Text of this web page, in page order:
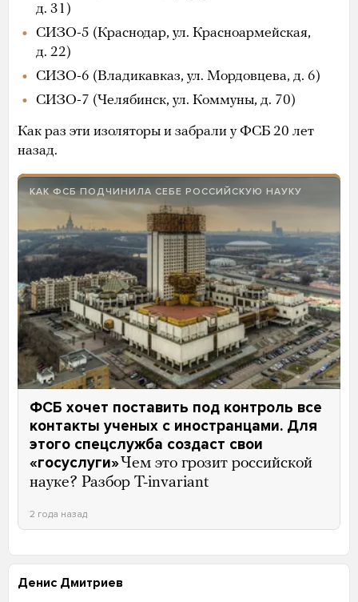
д. 31)
СИЗО-5 (Краснодар, ул. Красноармейская,
д. 22)
СИЗО-6 (Владикавказ, ул. Мордовцева, д. 6)
СИЗО-7 (Челябинск, ул. Коммуны, д. 70)
Как раз эти изоляторы и забрали у ФСБ 20 лет
назад.
КАК ФСБ ПОДЧИНИЛА СЕБЕ РОССИЙСКУЮ НАУКУ
ФСБ хочет поставить под контроль все
контакты ученых с иностранцами. Для
этого спецслужба создаст свои
«госуслуги»Чем это грозит российской
науке? Разбор T-invariant
2 года назад
Денис Дмитриев